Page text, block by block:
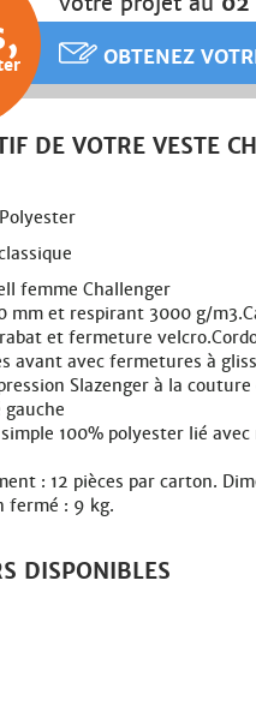
OBTENEZ
DE VOTRE VESTE
Polyester
femme Challenger
mm et respirant 3000 g/
et fermeture
avant avec fermetures à
Slazenger à la
100% polyester lié
: 12 pièces par carton.
fermé : 9 kg.
DISPONIBLES